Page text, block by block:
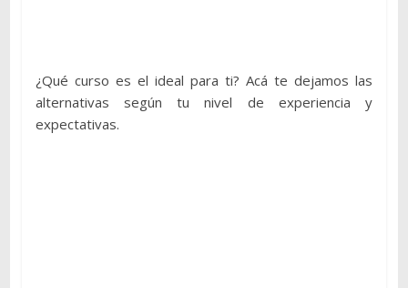
¿Qué curso es el ideal para ti? Acá te dejamos las
alternativas según tu nivel de experiencia y
expectativas.